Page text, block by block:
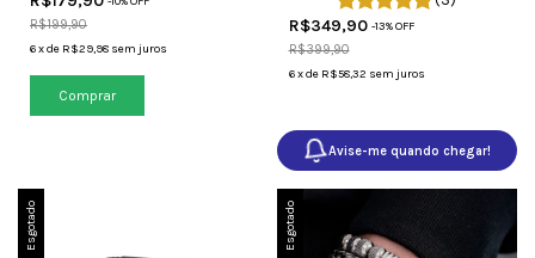
R$199,90
6xde R$29,98 sem juros
Comprar
R$349,90 -13% OFF
R$399,90
6 xde R$58,32 sem juros
Avise-me quando chegar!
Esgotado Esgotado